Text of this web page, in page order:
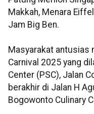
Makkah, Menara
Jam Big Ben.
Masyarakat antusias
Carnival 2025 yang
Center (PSC), Jalan
berakhir di Jalan H
Bogowonto Culinary